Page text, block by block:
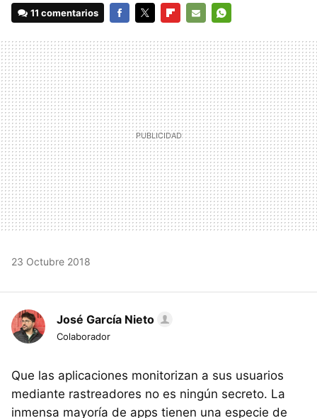
11 comentarios
MAIL
23 Octubre 2018
José García Nieto
Colaborador
Que las aplicaciones monitorizan a sus usuarios
mediante rastreadores no es ningún secreto. La
inmensa mayoría de apps tienen una especie de